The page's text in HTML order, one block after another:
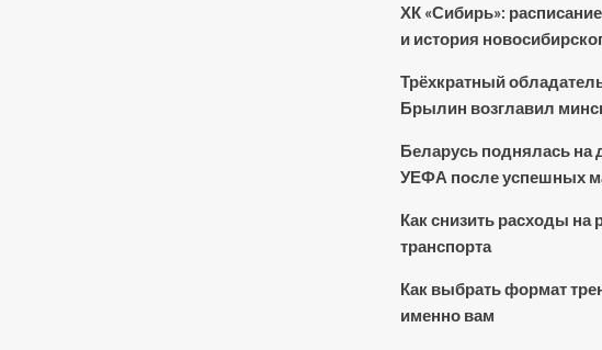
ХК «Сибирь»:
и история
Трёхкратный
Брылин возглавил
Беларусь поднялась на
УЕФА после успешных
Как снизить расходы на
транспорта
Как выбрать формат
именно вам